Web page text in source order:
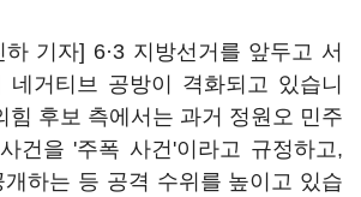
기자] 6·3 지방선거를 앞두고 서
네거티브 공방이 격화되고 있습니
힘 후보 측에서는 과거 정원오 민주
건을 '주폭 사건'이라고 규정하고,
하는 등 공격 수위를 높이고 있습